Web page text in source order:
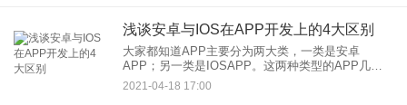
浅谈安卓与IOS在APP开发上的4大区别
大家都知道APP主要分为两大类，一类是安卓
APP；另一类是IOSAPP。这两种类型的APP几乎
占据了整个APP开发的市场。不少企业在开发APP
的时候为了能够同时照顾到安卓和苹果用户，所以
2021-04-18 17:00